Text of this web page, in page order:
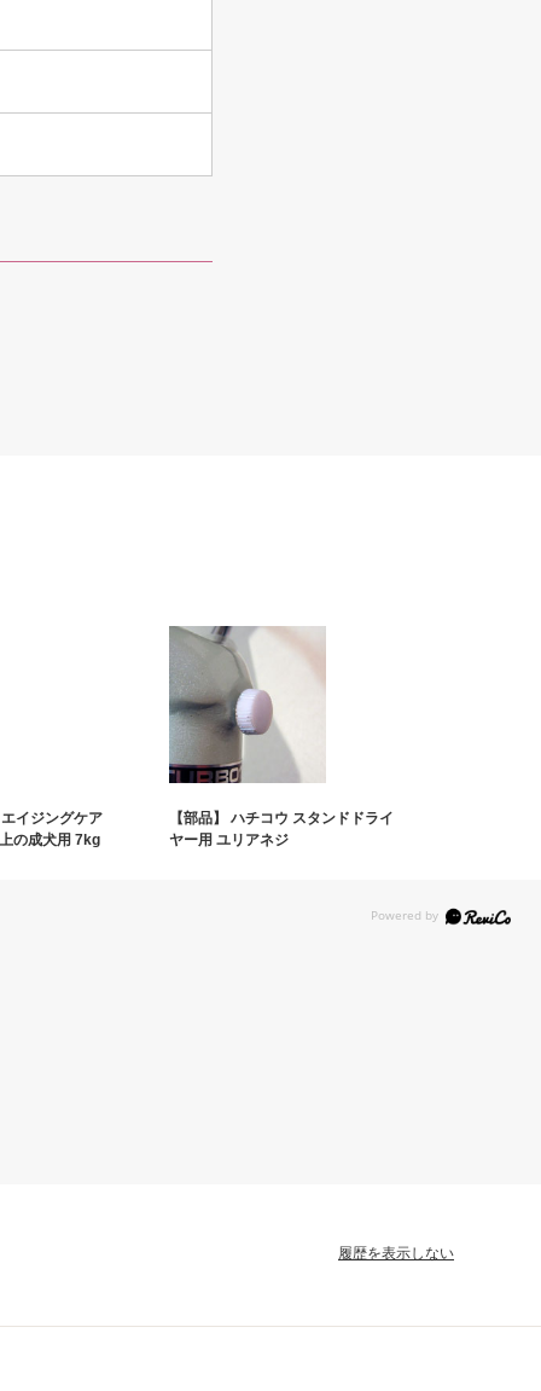
イジングケア
の成犬用 7kg
【部品】 ハチコウ スタンドドライ
ヤー用 ユリアネジ
履歴を表示しない